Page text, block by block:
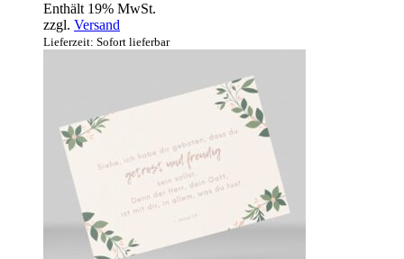
Enthält 19% MwSt.
zzgl. Versand
Lieferzeit: Sofort lieferbar